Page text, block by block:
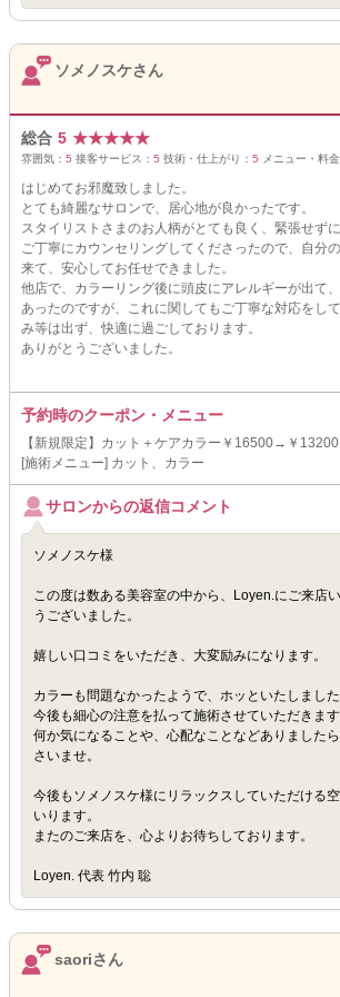
ソメノスケさん
総合 5 ★★★★★
雰囲気： 5 接客サービス： 5 技術・仕上がり： 5 メニュー・料金
はじめてお邪魔致しました。
とても綺麗なサロンで、居心地が良かったです。
スタイリストさまのお人柄がとても良く、緊張せず
ご丁寧にカウンセリングしてくださったので、自分
来て、安心してお任せできました。
他店で、カラーリング後に頭皮にアレルギーが出て
あったのですが、これに関してもご丁寧な対応をし
み等は出ず、快適に過ごしております。
ありがとうございました。
予約時のクーポン・メニュー
【新規限定】カット＋ケアカラー￥16500→￥13200
[施術メニュー] カット、カラー
サロンからの返信コメント
ソメノスケ様
この度は数ある美容室の中から、Loyen.にご来店
うございました。
嬉しい口コミをいただき、大変励みになります。
カラーも問題なかったようで、ホッといたしました
今後も細心の注意を払って施術させていただきます
何か気になることや、心配なことなどありました
さいませ。
今後もソメノスケ様にリラックスしていただける
いります。
またのご来店を、心よりお待ちしております。
Loyen. 代表 竹内 聡
saoriさん